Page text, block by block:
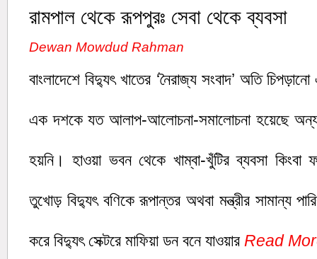
রামপাল থেকে রূপপুরঃ সেবা থেকে ব্যবসা
Dewan Mowdud Rahman
বাংলাদেশে বিদ্যুৎ খাতের ‘নৈরাজ্য সংবাদ’ অতি
এক দশকে যত আলাপ-আলোচনা-সমালোচনা হয়েছে
হয়নি। হাওয়া ভবন থেকে খাম্বা-খুঁটির ব্যবসা কিংবা
তুখোড় বিদ্যুৎ বণিকে রূপান্তর অথবা মন্ত্রীর সামান্য
করে বিদ্যুৎ সেক্টরে মাফিয়া ডন বনে যাওয়ার Read